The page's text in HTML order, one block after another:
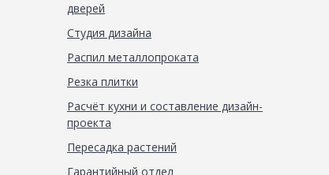
дверей
Студия дизайна
Распил металлопроката
Резка плитки
Расчёт кухни и составление дизайн-
проекта
Пересадка растений
Гарантийный отдел